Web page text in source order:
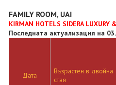
FAMILY ROOM, UAI
KIRMAN HOTELS SIDERA LUXURY
Последната актуализация на
Дата
Възрастен в двойна
стая